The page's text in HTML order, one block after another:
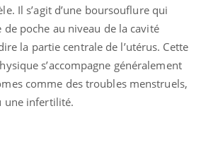
Il s’agit d’une boursouflure qui
poche au niveau de la cavité
la partie centrale de l’utérus. Cette
s’accompagne généralement
comme des troubles menstruels,
une infertilité.